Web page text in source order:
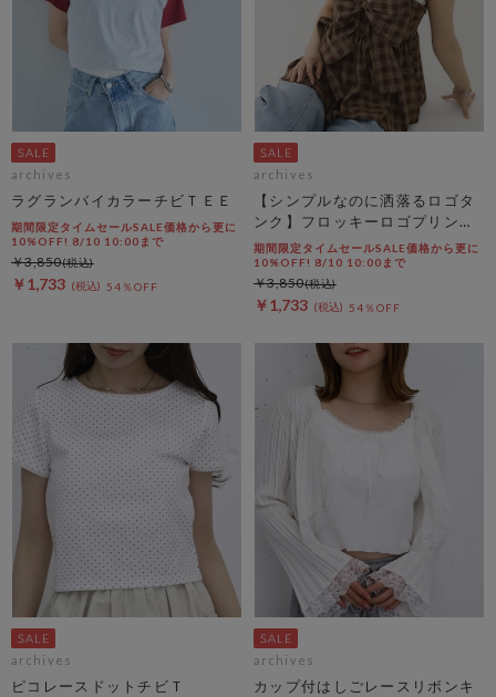
archives
ラグランバイカラーチビＴＥＥ
期間限定タイムセールSALE価格から更に
10%OFF! 8/10 10:00まで
￥1,733 54％OFF
￥3,850
archives
【シンプルなのに洒落るロゴタ
ンク】フロッキーロゴプリント
タンク
期間限定タイムセールSALE価格から更に
10%OFF! 8/10 10:00まで
￥1,733 54％OFF
￥3,850
archives
ピコレースドットチビＴ
archives
カップ付はしごレースリボンキ